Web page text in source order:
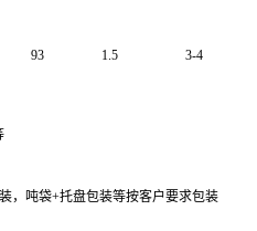
93 1.5 3-4
，吨袋+托盘包装等按客户要求包装